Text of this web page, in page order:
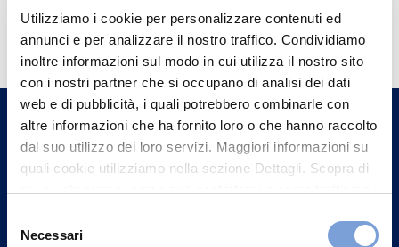
Utilizziamo i cookie per personalizzare contenuti ed
annunci e per analizzare il nostro traffico. Condividiamo
inoltre informazioni sul modo in cui utilizza il nostro sito
con i nostri partner che si occupano di analisi dei dati
web e di pubblicità, i quali potrebbero combinarle con
altre informazioni che ha fornito loro o che hanno raccolto
dal suo utilizzo dei loro servizi. Maggiori informazioni su
quali cookie utilizziamo nella sezione Dettagli. Scopra di
può trovare nel footer del sito nella sezione "Informativa
delNecessari
Hai bisogno di
informazioni?
Trova l'Agenzia più vicina a te e parla con
un nostro Agente.
Contattaci